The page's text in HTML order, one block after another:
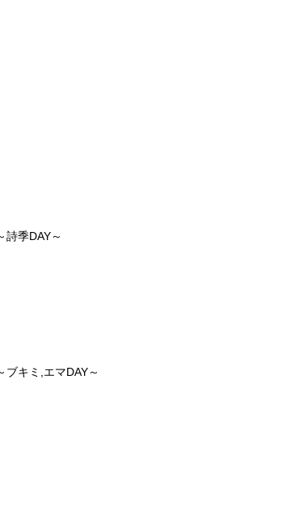
詩季DAY～
キミ,エマDAY～